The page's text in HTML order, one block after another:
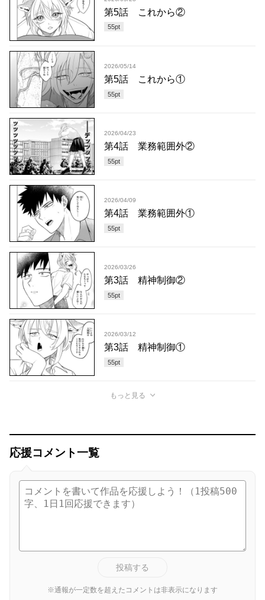
第5話 これから②
55pt
2026/05/14
第5話 これから①
55pt
2026/04/23
第4話 業務範囲外②
55pt
2026/04/09
第4話 業務範囲外①
55pt
2026/03/26
第3話 精神制御②
55pt
2026/03/12
第3話 精神制御①
55pt
もっと見る
応援コメント一覧
投稿する
※通報が一定数を超えたコメントは非表示になります